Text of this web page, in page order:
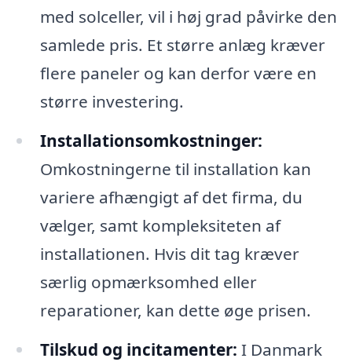
med solceller, vil i høj grad påvirke den
samlede pris. Et større anlæg kræver
flere paneler og kan derfor være en
større investering.
Installationsomkostninger:
Omkostningerne til installation kan
variere afhængigt af det firma, du
vælger, samt kompleksiteten af
installationen. Hvis dit tag kræver
særlig opmærksomhed eller
reparationer, kan dette øge prisen.
Tilskud og incitamenter: I Danmark